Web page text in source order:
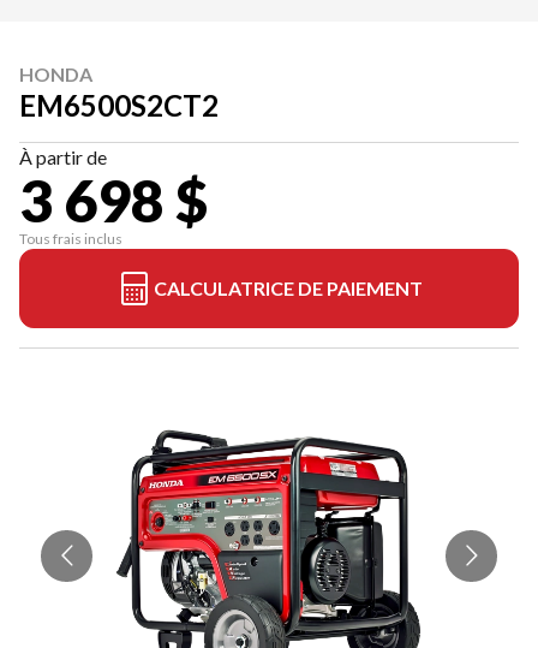
HONDA
EM6500S2CT2
À partir de
3 698 $
Tous frais inclus
CALCULATRICE DE PAIEMENT